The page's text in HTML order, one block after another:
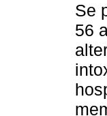
Se
56